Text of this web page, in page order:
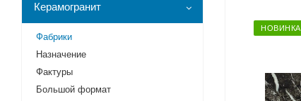
НОВИНКА
Керамогранит
Фабрики
Назначение
Фактуры
Большой формат